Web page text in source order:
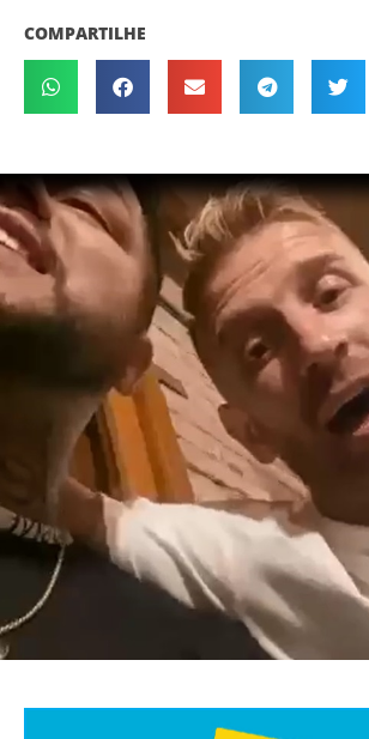
COMPARTILHE